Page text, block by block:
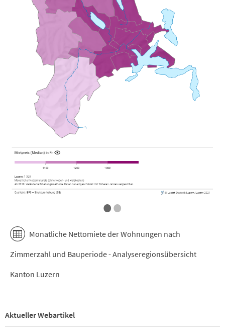
••
Monatliche Nettomiete der Wohnungen nach
Zimmerzahl und Bauperiode - Analyseregionsübersicht
Kanton Luzern
Aktueller Webartikel